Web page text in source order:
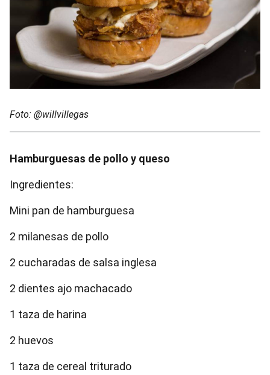
Foto: @willvillegas
Hamburguesas de pollo y queso
Ingredientes:
Mini pan de hamburguesa
2 milanesas de pollo
2 cucharadas de salsa inglesa
2 dientes ajo machacado
1 taza de harina
2 huevos
1 taza de cereal triturado